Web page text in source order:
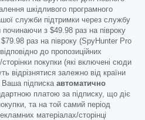
шкідливого програмного
служби підтримки через службу
починаючи з $49.98 раз на півроку
$79.98 раз на півроку (SpyHunter Pro
до пропозиційних
сторінки покупки (які включені сюди
відрізнятися залежно від країни
Ваша підписка автоматично
платою за підписку, що діє
та на той самий період
матеріалах/сторінці